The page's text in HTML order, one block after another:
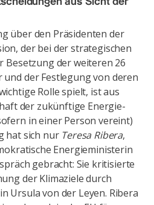
über den Präsidenten der
der bei der strategischen
Besetzung der weiteren 26
der Festlegung von deren
Rolle spielt, ist aus
der zukünftige Energie-
in einer Person vereint)
hat sich nur Teresa Ribera,
Energieministerin
gebracht: Sie kritisierte
der Klimaziele durch
Ursula von der Leyen. Ribera